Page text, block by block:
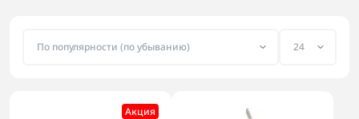
Акция